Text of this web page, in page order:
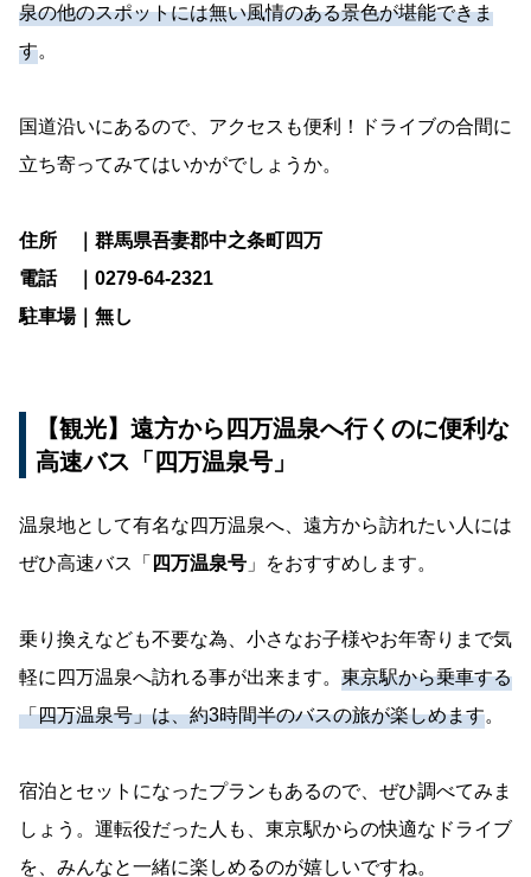
泉の他のスポットには無い風情のある景色が堪能できま
す。
国道沿いにあるので、アクセスも便利！ドライブの合間に
立ち寄ってみてはいかがでしょうか。
住所 ｜群馬県吾妻郡中之条町四万
電話 ｜0279-64-2321
駐車場｜無し
【観光】遠方から四万温泉へ行くのに便利な
高速バス「四万温泉号」
温泉地として有名な四万温泉へ、遠方から訪れたい人には
ぜひ高速バス「 四万温泉号 」をおすすめします。
乗り換えなども不要な為、小さなお子様やお年寄りまで気
軽に四万温泉へ訪れる事が出来ます。 東京駅から乗車する
「四万温泉号」は、約3時間半のバスの旅が楽しめます。
宿泊とセットになったプランもあるので、ぜひ調べてみま
しょう。運転役だった人も、東京駅からの快適なドライブ
を、みんなと一緒に楽しめるのが嬉しいですね。